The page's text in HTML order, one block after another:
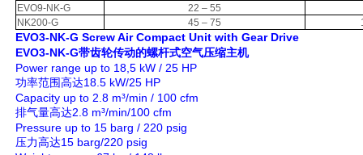
EVO9-NK-G
22 – 55
NK200-G
45 – 75
EVO3-NK-G Screw Air Compact Unit with Gear Drive
EVO3-NK-G带齿轮传动的螺杆式空气压缩主机
Power range up to 18,5 kW / 25 HP
功率范围高达18.5 kW/25 HP
Capacity up to 2.8 m³/min / 100 cfm
排气量高达2.8 m³/min/100 cfm
Pressure up to 15 barg / 220 psig
压力高达15 barg/220 psig